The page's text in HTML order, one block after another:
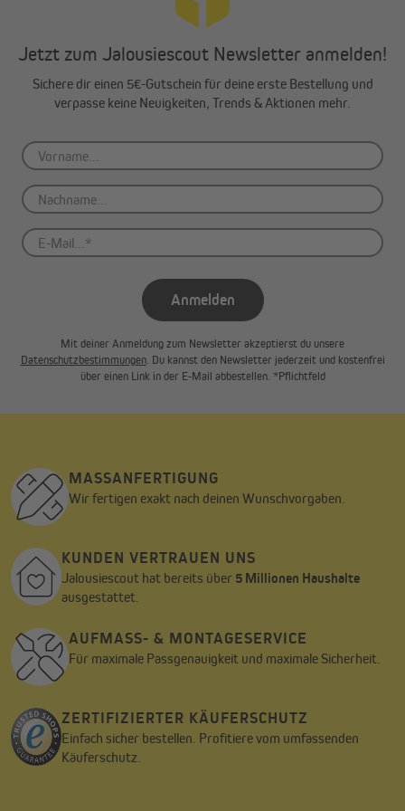
Wir benötigen deine Zustimmung, um den
YouTube Video-Service zu laden!
Jetzt zum Jalousiescout Newsletter anmelden!
Sichere dir einen 5€-Gutschein für deine erste Bestellung und
verpasse keine Neuigkeiten, Trends & Aktionen mehr.
Anmelden
Mit deiner Anmeldung zum Newsletter akzeptierst du unsere
Datenschutzbestimmungen. Du kannst den Newsletter jederzeit und kostenfrei
über einen Link in der E-Mail abbestellen. *Pflichtfeld
MASSANFERTIGUNG
Wir fertigen exakt nach deinen Wunschvorgaben.
KUNDEN VERTRAUEN UNS
Jalousiescout hat bereits über 5 Millionen Haushalte
ausgestattet.
AUFMASS- & MONTAGESERVICE
Für maximale Passgenauigkeit und maximale Sicherheit.
ZERTIFIZIERTER KÄUFERSCHUTZ
Einfach sicher bestellen. Profitiere vom umfassenden
Käuferschutz.